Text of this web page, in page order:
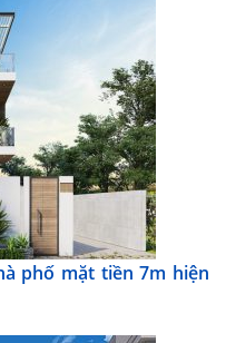
phố mặt tiền 7m hiện